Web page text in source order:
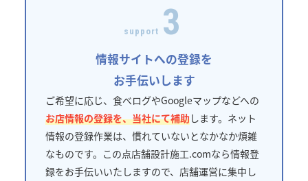
support 3
情報サイトへの登録を
お手伝いします
ご希望に応じ、食べログやGoogleマップなどへの
お店情報の登録を、当社にて補助します。ネット
情報の登録作業は、慣れていないとなかなか煩雑
なものです。この点店舗設計施工.comなら情報登
録をお手伝いいたしますので、店舗運営に集中し